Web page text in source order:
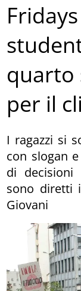
quarto
per il
I ragazzi si
con slogan
di decisioni
sono diretti
Giovani